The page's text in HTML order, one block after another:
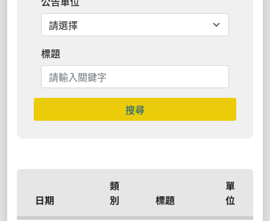
標題
搜尋
日期
類
別
標題
單
位